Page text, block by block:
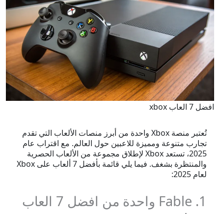
افضل 7 العاب xbox
تُعتبر منصة Xbox واحدة من أبرز منصات الألعاب التي تقدم
تجارب متنوعة ومميزة للاعبين حول العالم. مع اقتراب عام
2025، تستعد Xbox لإطلاق مجموعة من الألعاب الحصرية
والمنتظرة بشغف. فيما يلي قائمة بأفضل 7 ألعاب على Xbox
لعام 2025:
1. Fable واحدة من افضل 7 العاب